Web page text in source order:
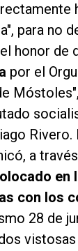
para no
honor de
por el
a
en
con los
28 de